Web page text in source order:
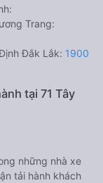
Trang:
Đắk Lắk: 1900
tại 71 Tây
những nhà xe
tải hành khách